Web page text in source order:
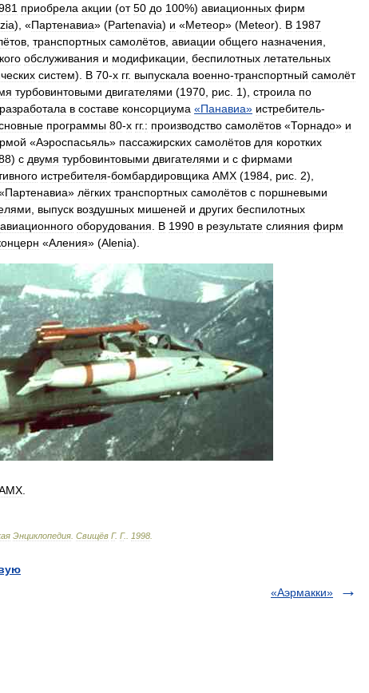
приобрела акции (от 50 до 100%) авиационных фирм
), «Партенавиа» (Partenavia) и «Метеор» (Meteor). В 1987
транспортных самолётов авиации общего назначения
обслуживания и модификации беспилотных летательных
систем). В 70-х гг. выпускала военно-транспортный самолёт
турбовинтовыми двигателями (1970 рис 1), строила по
разработала в составе консорциума «Панавиа» истребитель-
программы 80-х гг.: производство самолётов «Торнадо» и
«Аэроспасьяль» пассажирских самолётов для коротких
) с двумя турбовинтовыми двигателями и с фирмами
истребителя-бомбардировщика АМХ (1984 рис 2),
Партенавиа» лёгких транспортных самолётов с поршневыми
выпуск воздушных мишеней и других беспилотных
авиационного оборудования В 1990 в результате слияния фирм
«Аления» (Alenia).
Энциклопедия Свищёв Г. Г. 1998
«Аэрмакки»